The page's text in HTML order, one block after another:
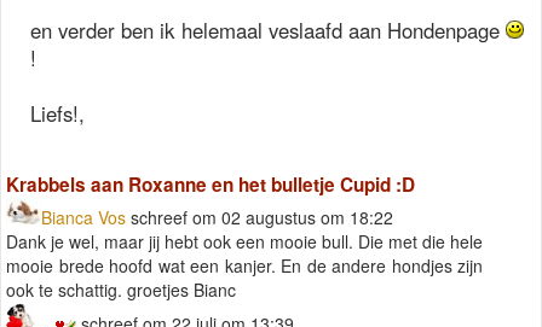
en verder ben ik helemaal veslaafd aan Hondenpage
!
Liefs!,
Krabbels aan Roxanne en het bulletje Cupid :D
Bianca Vos schreef om 02 augustus om 18:22
Dank je wel, maar jij hebt ook een mooie bull. Die met die hele
mooie brede hoofd wat een kanjer. En de andere hondjes zijn
ook te schattig. groetjes Bianc